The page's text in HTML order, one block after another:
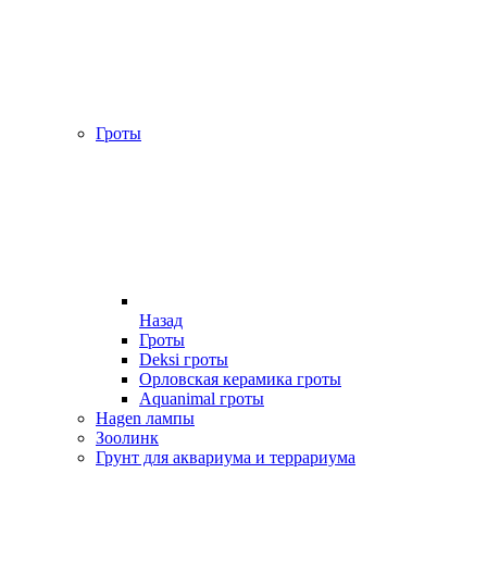
Гроты
Назад
Гроты
Deksi гроты
Орловская керамика гроты
Aquanimal гроты
Hagen лампы
Зоолинк
Грунт для аквариума и террариума